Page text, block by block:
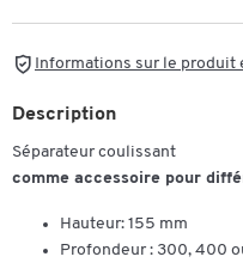
Informations sur le produit
Description
Séparateur coulissant
comme accessoire pour
Hauteur: 155 mm
Profondeur : 300, 400